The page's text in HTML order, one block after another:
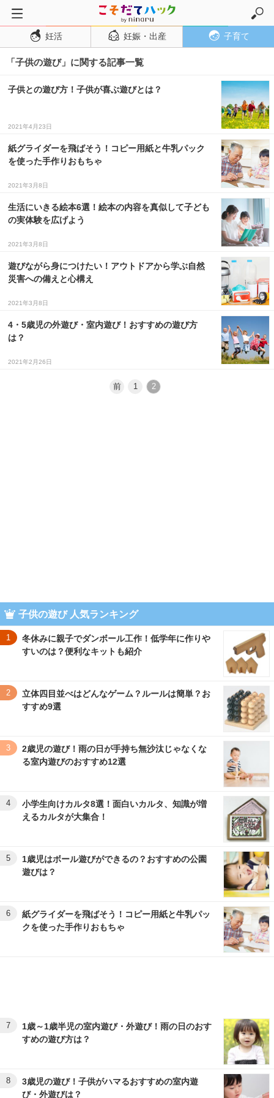
トップページ
妊活
妊娠・出産
妊娠初期
妊娠中期
妊娠後期
出産
子育て・育児
２歳児
妊活 妊娠・出産 子育て
「子供の遊び」に関する記事一覧
子供との遊び方！子供が喜ぶ遊びとは？
2021年4月23日
紙グライダーを飛ばそう！コピー用紙と牛乳パック
を使った手作りおもちゃ
2021年3月8日
生活にいきる絵本6選！絵本の内容を真似して子ども
の実体験を広げよう
2021年3月8日
遊びながら身につけたい！アウトドアから学ぶ自然
災害への備えと心構え
2021年3月8日
4・5歳児の外遊び・室内遊び！おすすめの遊び方
は？
2021年2月26日
前 1 2
子供の遊び 人気ランキング
1
冬休みに親子でダンボール工作！低学年に作りや
すいのは？便利なキットも紹介
2
立体四目並べはどんなゲーム？ルールは簡単？お
すすめ9選
3
2歳児の遊び！雨の日が手持ち無沙汰じゃなくな
る室内遊びのおすすめ12選
4
小学生向けカルタ8選！面白いカルタ、知識が増
えるカルタが大集合！
5
1歳児はボール遊びができるの？おすすめの公園
遊びは？
6
紙グライダーを飛ばそう！コピー用紙と牛乳パッ
クを使った手作りおもちゃ
7
1歳～1歳半児の室内遊び・外遊び！雨の日のおす
すめの遊び方は？
8
3歳児の遊び！子供がハマるおすすめの室内遊
び・外遊びは？